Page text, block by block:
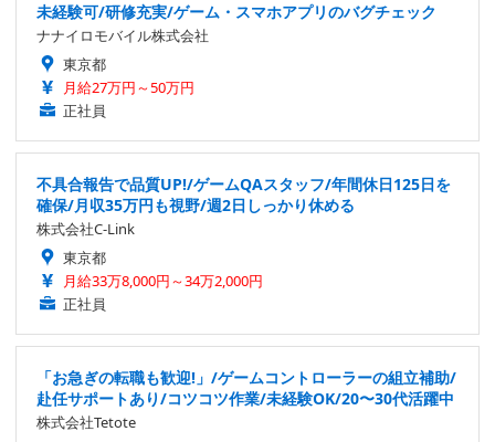
未経験可/研修充実/ゲーム・スマホアプリのバグチェック
ナナイロモバイル株式会社
東京都
月給27万円～50万円
正社員
不具合報告で品質UP!/ゲームQAスタッフ/年間休日125日を
確保/月収35万円も視野/週2日しっかり休める
株式会社C-Link
東京都
月給33万8,000円～34万2,000円
正社員
「お急ぎの転職も歓迎!」/ゲームコントローラーの組立補助/
赴任サポートあり/コツコツ作業/未経験OK/20〜30代活躍中
株式会社Tetote